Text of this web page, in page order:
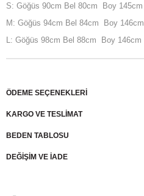
S: Göğüs 90cm Bel 80cm Boy 145cm
M: Göğüs 94cm Bel 84cm Boy 146cm
L: Göğüs 98cm Bel 88cm Boy 146cm
ÖDEME SEÇENEKLERI
KARGO VE TESLİMAT
BEDEN TABLOSU
DEĞİŞİM VE İADE